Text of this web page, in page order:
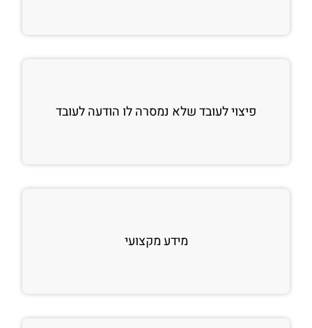
פיצוי לעובד שלא נמסרה לו הודעה לעובד
מידע מקצועי